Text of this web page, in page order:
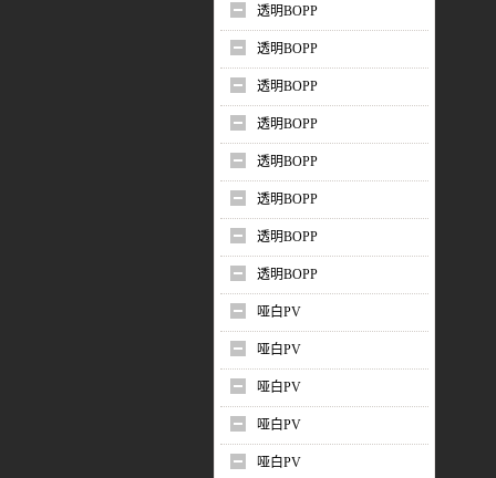
透明BOPP
透明BOPP
透明BOPP
透明BOPP
透明BOPP
透明BOPP
透明BOPP
透明BOPP
哑白PV
哑白PV
哑白PV
哑白PV
哑白PV